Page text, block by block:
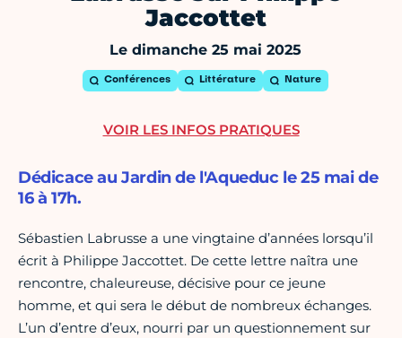
Jaccottet
Le dimanche 25 mai 2025
Conférences Littérature Nature
Dédicace au Jardin de l'Aqueduc le 25 mai de
16 à 17h.
Sébastien Labrusse a une vingtaine d’années lorsqu’il
écrit à Philippe Jaccottet. De cette lettre naîtra une
ren­contre, chaleureuse, décisive pour ce jeune
homme, et qui sera le début de nombreux échanges.
L’un d’entre d’eux, nourri par un questionnement sur
VOIR LES INFOS PRATIQUES